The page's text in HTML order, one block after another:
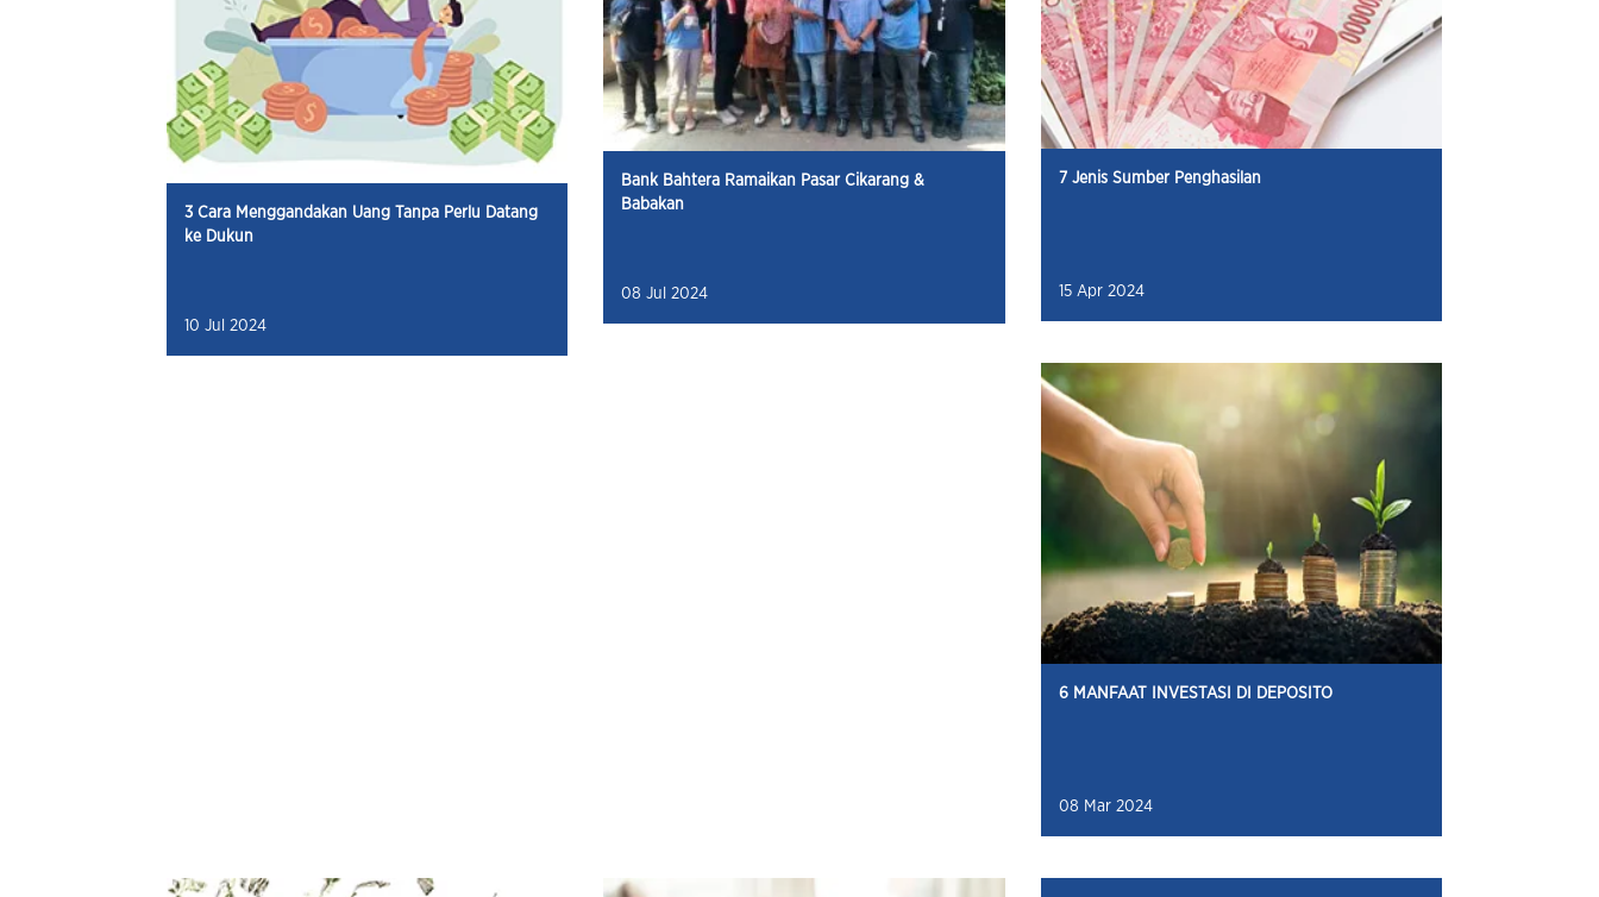
3 Cara Menggandakan Uang Tanpa Perlu Datang
ke Dukun
10 Jul 2024
Bank Bahtera Ramaikan Pasar Cikarang &
Babakan
08 Jul 2024
7 Jenis Sumber Penghasilan
15 Apr 2024
6 MANFAAT INVESTASI DI DEPOSITO
08 Mar 2024